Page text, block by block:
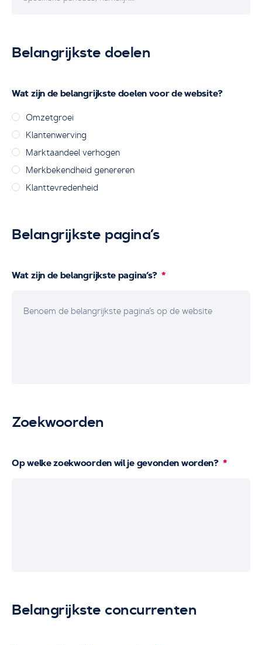
Belangrijkste doelen
Wat zijn de belangrijkste doelen voor de website?
Omzetgroei
Klantenwerving
Marktaandeel verhogen
Merkbekendheid genereren
Klanttevredenheid
Belangrijkste pagina’s
Wat zijn de belangrijkste pagina’s?
Zoekwoorden
Op welke zoekwoorden wil je gevonden worden?
Belangrijkste concurrenten